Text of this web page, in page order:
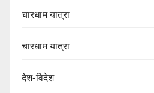
चारधाम यात्रा
चारधाम यात्रा
देश-विदेश